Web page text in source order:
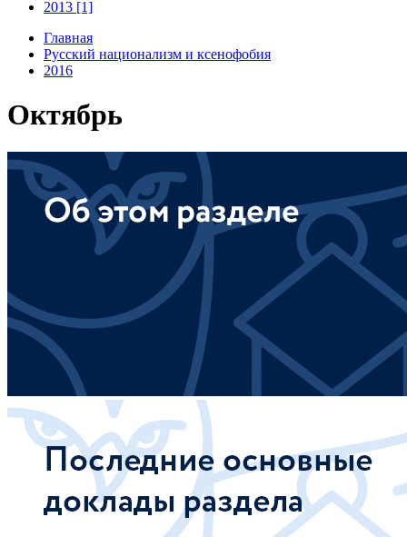
2013 [1]
Главная
Русский национализм и ксенофобия
2016
Октябрь